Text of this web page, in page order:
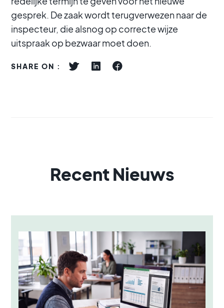
gesprek. De zaak wordt terugverwezen naar de
inspecteur, die alsnog op correcte wijze
uitspraak op bezwaar moet doen.
SHARE ON :
Recent Nieuws